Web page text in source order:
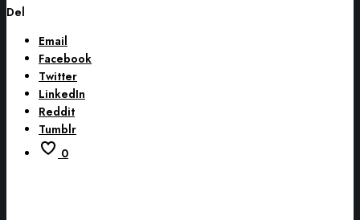
Del
Email
Facebook
Twitter
LinkedIn
Reddit
Tumblr
0